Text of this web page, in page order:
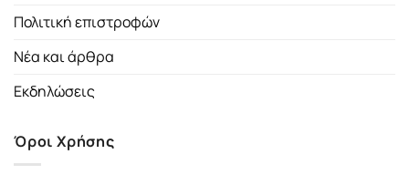
Πολιτική επιστροφών
Νέα και άρθρα
Εκδηλώσεις
Όροι Χρήσης